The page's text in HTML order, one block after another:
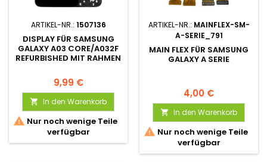
ARTIKEL-NR.: 1507136
DISPLAY FÜR SAMSUNG
GALAXY A03 CORE/A032F
REFURBISHED MIT RAHMEN
9,99 €
 In den Warenkorb
 Nur noch wenige Teile
verfügbar
ARTIKEL-NR.: MAINFLEX-SM-
A-SERIE_791
MAIN FLEX FÜR SAMSUNG
GALAXY A SERIE
4,00 €
 In den Warenkorb
 Nur noch wenige Teile
verfügbar